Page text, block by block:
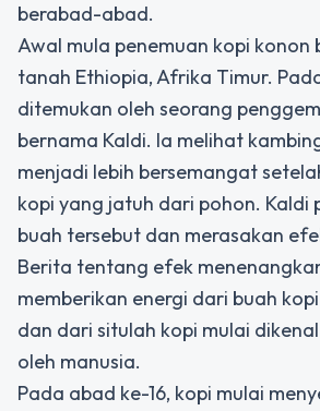
berabad-abad.
Awal mula penemuan kopi konon
tanah Ethiopia, Afrika Timur.
ditemukan oleh seorang
bernama Kaldi. Ia melihat
menjadi lebih bersemangat
kopi yang jatuh dari pohon. Kaldi
buah tersebut dan merasakan
Berita tentang efek
memberikan energi dari buah
dan dari situlah kopi mulai
oleh manusia.
Pada abad ke-16, kopi mulai